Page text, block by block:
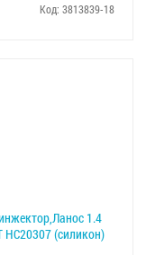
Код: 3813839-18
1.4
(силикон)